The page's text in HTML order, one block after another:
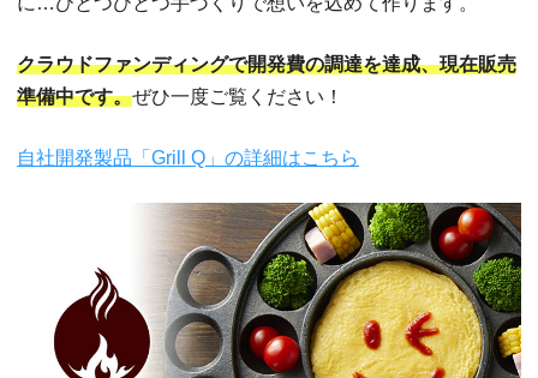
クラウドファンディングで開発費の調達を達成、現在販売
準備中です。ぜひ一度ご覧ください！
自社開発製品「Grill Q」の詳細はこちら